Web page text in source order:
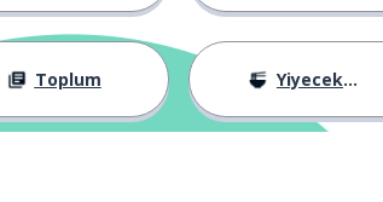
Toplum Yiyecekler